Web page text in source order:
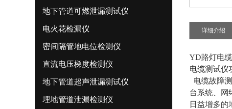
地下管道可燃泄漏测试仪
电火花检漏仪
密间隔管地电位检测仪
直流电压梯度检测仪
地下管道超声泄漏测试仪
埋地管道泄漏检测仪
详细介绍
YD路灯电
电缆测试仪
电缆故障
台系统、网
日益增多的